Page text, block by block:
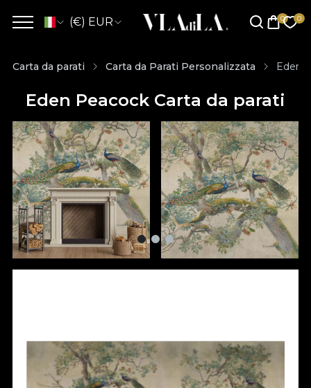
(€) EUR
Carta da parati Carta da Parati Personalizzata Eden
Eden Peacock Carta da parati